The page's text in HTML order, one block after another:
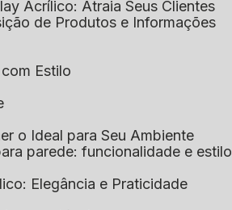
Acrílico: Atraia Seus Clientes
de Produtos e Informações
Estilo
o Ideal para Seu Ambiente
parede: funcionalidade e estilo
Elegância e Praticidade